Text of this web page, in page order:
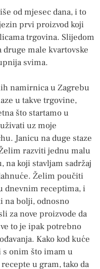
od mjesec dana, i to
prvi proizvod koji
trgovina. Slijedom
male kvartovske
svima.
namirnica u Zagrebu
u takve trgovine,
što startamo u
uz moje
Janicu na duge staze
razviti jednu malu
na koji stavljam sadržaj
Želim poučiti
dnevnim receptima, i
na bolji, odnosno
za nove proizvode da
to je ipak potrebno
Kako kod kuće
onim što imam u
u gram, tako da